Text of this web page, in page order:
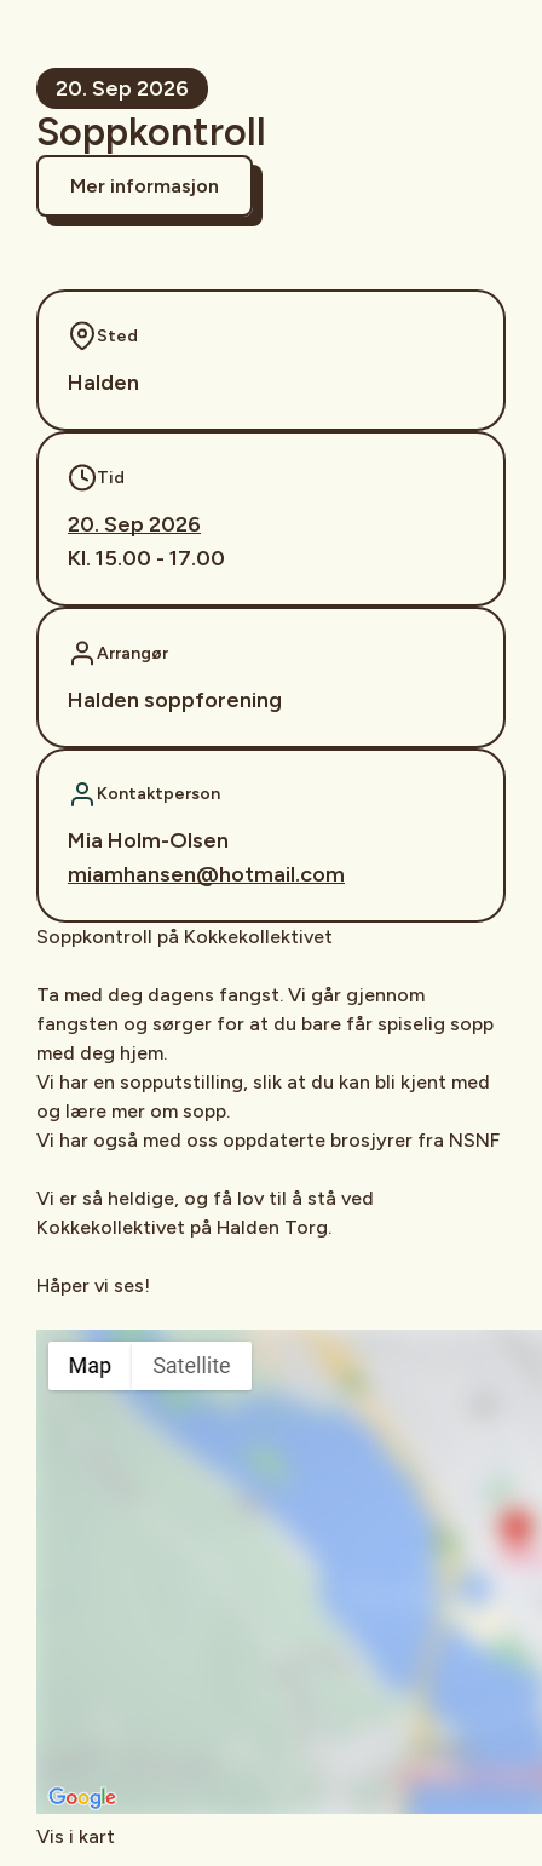
20. Sep 2026
Soppkontroll
Mer informasjon
Sted
Halden
Tid
20. Sep 2026
Kl. 15.00 - 17.00
Arrangør
Halden soppforening
Kontaktperson
Mia Holm-Olsen
miamhansen@hotmail.com
Soppkontroll på Kokkekollektivet
Ta med deg dagens fangst. Vi går gjennom
fangsten og sørger for at du bare får spiselig sopp
med deg hjem.
Vi har en sopputstilling, slik at du kan bli kjent med
og lære mer om sopp.
Vi har også med oss oppdaterte brosjyrer fra NSNF
Vi er så heldige, og få lov til å stå ved
Kokkekollektivet på Halden Torg.
Håper vi ses!
Vis i kart